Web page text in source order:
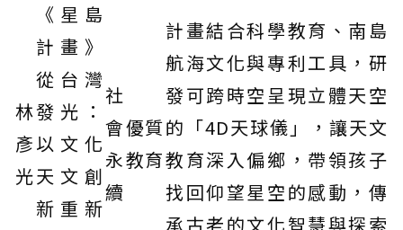
林
彥
光
《星島
計畫》
從台灣
發光：
以文化
天文創
新重新
社
會
永
續
優質
教育
計畫結合科學教育、南島
航海文化與專利工具，研
發可跨時空呈現立體天空
的「4D天球儀」，讓天文
教育深入偏鄉，帶領孩子
找回仰望星空的感動，傳
承古老的文化智慧與探索